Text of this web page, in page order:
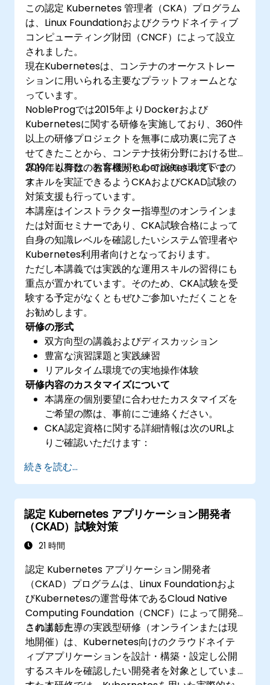
この認定 Kubernetes 管理者（CKA）プログラム
は、Linux Foundationおよびクラウドネイティブ
コンピューティング財団（CNCF）によって設立
されました。
現在Kubernetesは、コンテナのオーケストレー
ションに用いられる主要なプラットフォームとな
っています。
NobleProgでは2015年よりDockerおよび
Kubernetesに関する研修を実施しており、360件
以上の研修プロジェクトを無事に成功裏に完了さ
せてきたことから、コンテナ技術分野における世
界的にも有数の教育機関として認知されていま
す。
2019年以降は、お客様がKubernetes環境下での
スキルを実証できるようCKAおよびCKAD試験の
対策支援も行っています。
本講座はインストラクター指導型のオンラインま
たは対面セミナーであり、CKA試験合格によって
自身の知識レベルを確認したいシステム管理者や
Kubernetes利用者向けとなっております。
ただし本講義では実践的な運用スキルの習得にも
重点が置かれています。そのため、CKA試験を受
験する予定がなくともぜひご参加いただくことを
お勧めします。
研修の形式
双方向型の講義およびディスカッション
豊富な演習課題と実践練習
リアルタイム環境での実地操作体験
研修内容のカスタマイズについて
本講座の個別要望に合わせたカスタマイズを
ご希望の際は、事前にご連絡ください。
CKA認定資格に関する詳細情報は次のURLよ
りご確認いただけます：
kubernetes-administrator-cka
続きを読む...
認定 Kubernetes アプリケーション開発者
（CKAD）試験対策
21 時間
認定 Kubernetes アプリケーション開発者
（CKAD）プログラムは、Linux Foundationおよ
びKubernetesの運営母体であるCloud Native
Computing Foundation（CNCF）によって開発
されました。
この講師主導の実践型研修（オンラインまたは現
地開催）は、Kubernetes向けのクラウドネイテ
ィブアプリケーションを設計・構築・設定し公開
するスキルを確認したい開発者を対象としていま